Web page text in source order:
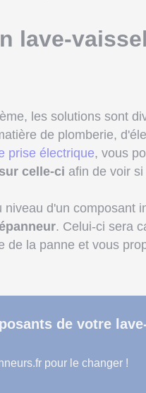
lave-
les solutions sont
de plomberie,
prise électrique, vous
celle-ci afin de voir
d'un composant
. Celui-ci sera
de la panne et vous
de votre
pour le changer !